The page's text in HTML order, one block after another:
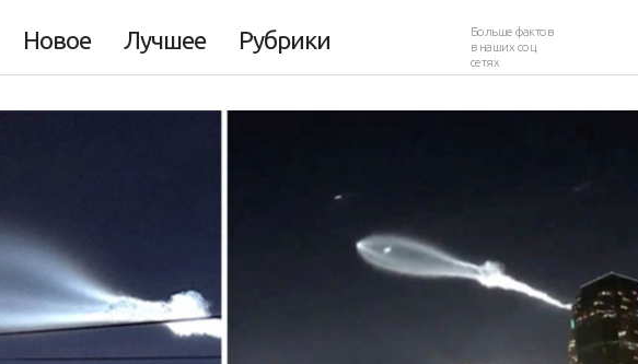
Новое Лучшее Рубрики
Больше фактов
в наших соц.
сетях